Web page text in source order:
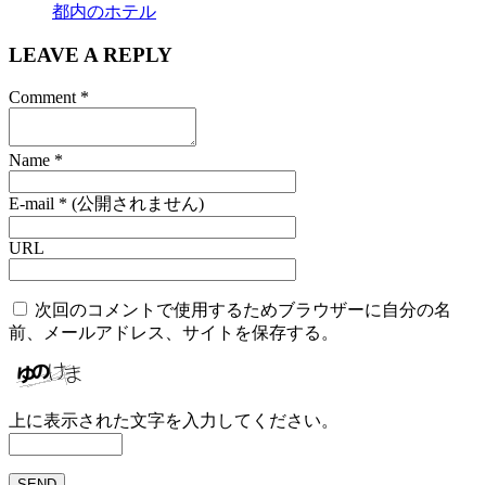
都内のホテル
LEAVE A REPLY
Comment *
Name *
E-mail * (公開されません)
URL
次回のコメントで使用するためブラウザーに自分の名
前、メールアドレス、サイトを保存する。
上に表示された文字を入力してください。